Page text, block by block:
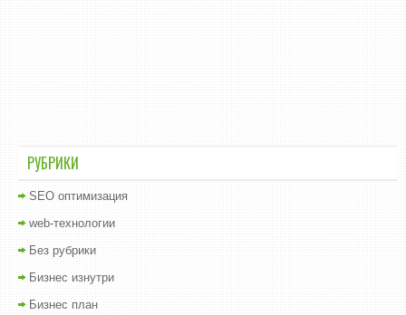
РУБРИКИ
SEO оптимизация
web-технологии
Без рубрики
Бизнес изнутри
Бизнес план